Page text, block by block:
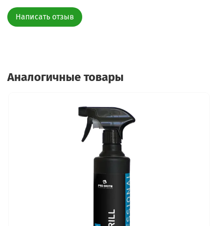
Написать отзыв
Аналогичные товары